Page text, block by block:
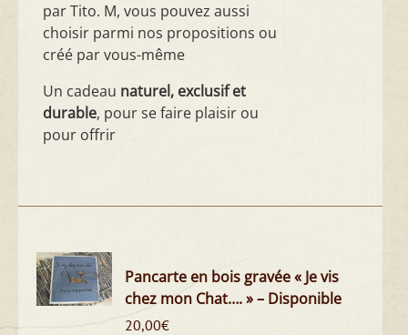
par Tito. M, vous pouvez aussi
choisir parmi nos propositions ou
créé par vous-même
Un cadeau naturel, exclusif et
durable, pour se faire plaisir ou
pour offrir
Pancarte en bois gravée « Je vis
chez mon Chat…. » – Disponible
20,00€